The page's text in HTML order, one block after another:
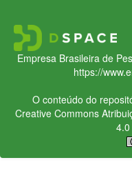
Empresa Brasileira de
https://
O conteúdo do
Creative Commons